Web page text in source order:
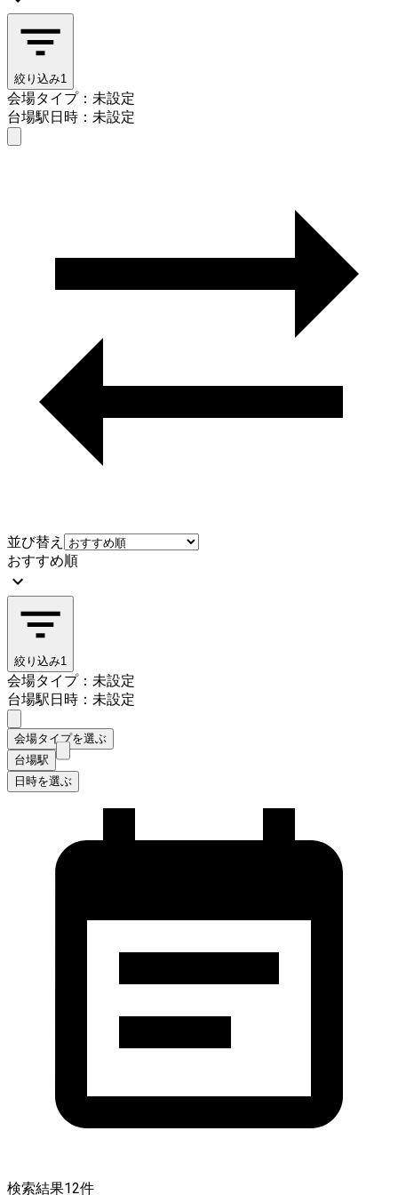
絞り込み1
会場タイプ：未設定
台場駅日時：未設定
並び替え
おすすめ順
絞り込み1
会場タイプ：未設定
台場駅日時：未設定
会場タイプを選ぶ
台場駅
日時を選ぶ
検索結果12件